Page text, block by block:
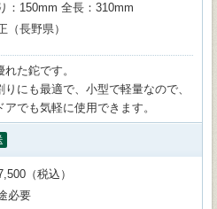
：150mm 全長：310mm
（長野県）
た鉈です。
にも最適で、小型で軽量なので、
でも気軽に使用できます。
（税込）
必要